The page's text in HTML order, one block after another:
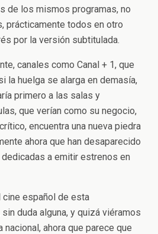
de los mismos programas, no
prácticamente todos en otro
por la versión subtitulada.
canales como Canal + 1, que
la huelga se alarga en demasía,
primero a las salas y
que verían como su negocio,
encuentra una nueva piedra
ahora que han desaparecido
a emitir estrenos en
español de esta
duda alguna, y quizá viéramos
ahora que parece que